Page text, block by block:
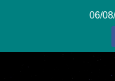
06/